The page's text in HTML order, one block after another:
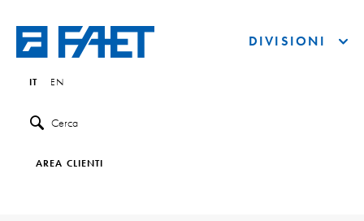
IT EN
Cerca
AREA CLIENTI
DIVISIONI